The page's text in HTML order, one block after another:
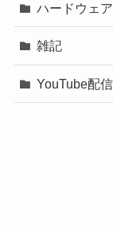
ハードウェア
雑記
YouTube配信